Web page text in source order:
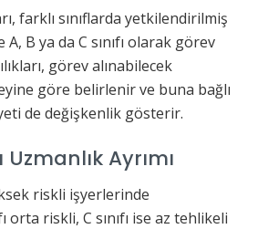
farklı sınıflarda yetkilendirilmiş
B ya da C sınıfı olarak görev
görev alınabilecek
göre belirlenir ve buna bağlı
de değişkenlik gösterir.
Uzmanlık Ayrımı
riskli işyerlerinde
orta riskli, C sınıfı ise az tehlikeli